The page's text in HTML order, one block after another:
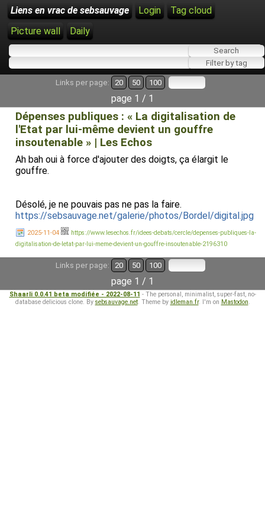
Liens en vrac de sebsauvage Login
Tag cloud
Picture wall
Daily
Links per page: 20 50 100
page 1 / 1
Dépenses publiques : « La digitalisation de
l'Etat par lui-même devient un gouffre
insoutenable » | Les Echos
Ah bah oui à force d'ajouter des doigts, ça élargit le
gouffre.
Désolé, je ne pouvais pas ne pas la faire.
https://sebsauvage.net/galerie/photos/Bordel/digital.jpg
2025-11-04
https://www.lesechos.fr/idees-debats/cercle/depenses-publiques-la-
digitalisation-de-letat-par-lui-meme-devient-un-gouffre-insoutenable-2196310
Links per page: 20 50 100
page 1 / 1
Shaarli 0.0.41 beta modifiée - 2022-08-11 - The personal, minimalist, super-fast, no-
database delicious clone. By sebsauvage.net. Theme by idleman.fr. I'm on Mastodon.